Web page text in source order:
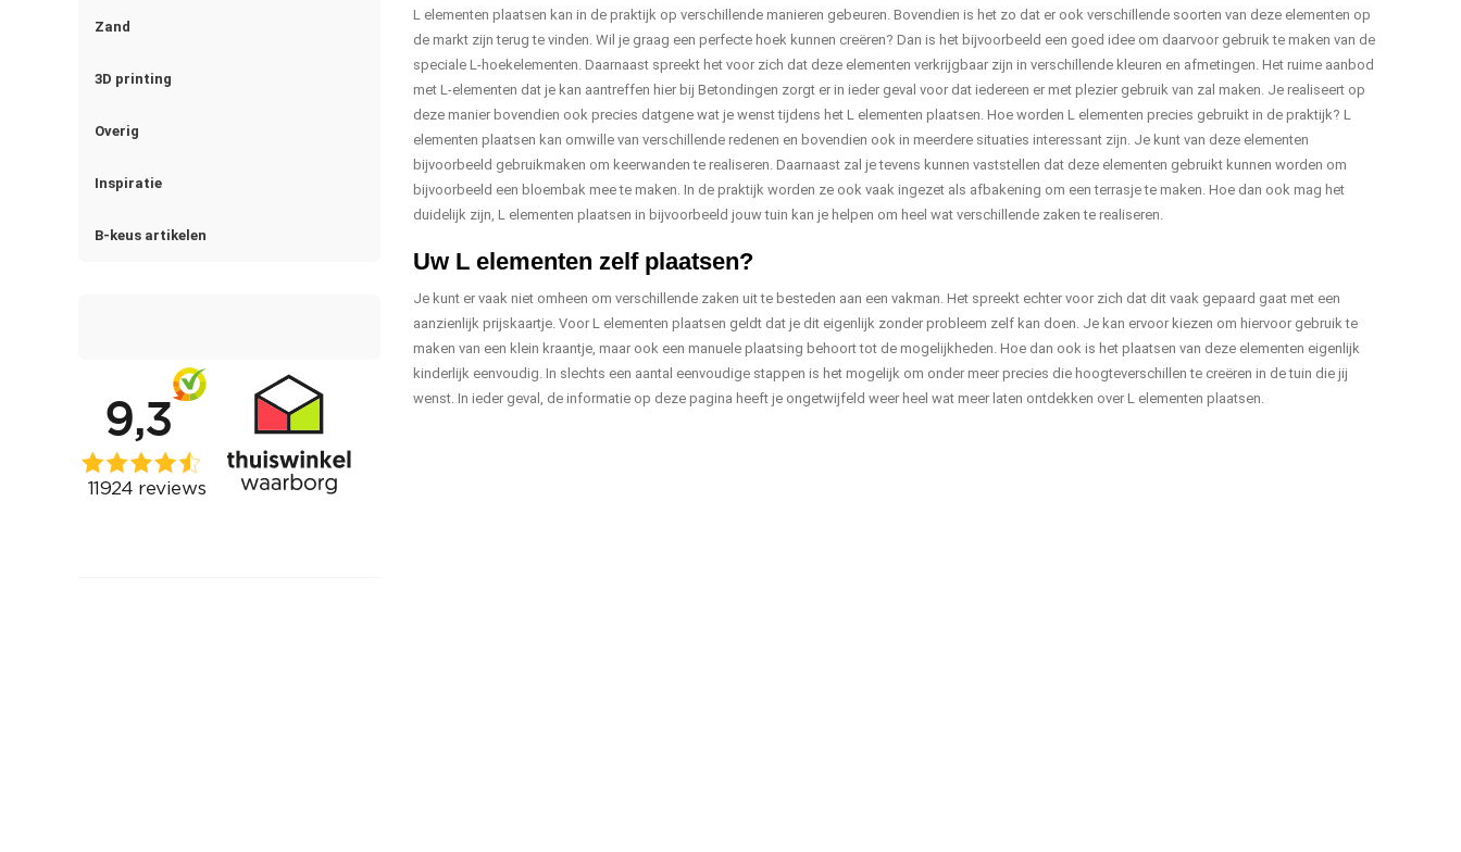
Zand
3D printing
Overig
Inspiratie
B-keus artikelen
L elementen plaatsen kan in de praktijk op verschillende manieren gebeuren. Bovendien is het zo dat er ook verschillende soorten van deze elementen op
de markt zijn terug te vinden. Wil je graag een perfecte hoek kunnen creëren? Dan is het bijvoorbeeld een goed idee om daarvoor gebruik te maken van de
speciale L-hoekelementen. Daarnaast spreekt het voor zich dat deze elementen verkrijgbaar zijn in verschillende kleuren en afmetingen. Het ruime aanbod
met L-elementen dat je kan aantreffen hier bij Betondingen zorgt er in ieder geval voor dat iedereen er met plezier gebruik van zal maken. Je realiseert op
deze manier bovendien ook precies datgene wat je wenst tijdens het L elementen plaatsen. Hoe worden L elementen precies gebruikt in de praktijk? L
elementen plaatsen kan omwille van verschillende redenen en bovendien ook in meerdere situaties interessant zijn. Je kunt van deze elementen
bijvoorbeeld gebruikmaken om keerwanden te realiseren. Daarnaast zal je tevens kunnen vaststellen dat deze elementen gebruikt kunnen worden om
bijvoorbeeld een bloembak mee te maken. In de praktijk worden ze ook vaak ingezet als afbakening om een terrasje te maken. Hoe dan ook mag het
duidelijk zijn, L elementen plaatsen in bijvoorbeeld jouw tuin kan je helpen om heel wat verschillende zaken te realiseren.
Uw L elementen zelf plaatsen?
Je kunt er vaak niet omheen om verschillende zaken uit te besteden aan een vakman. Het spreekt echter voor zich dat dit vaak gepaard gaat met een
aanzienlijk prijskaartje. Voor L elementen plaatsen geldt dat je dit eigenlijk zonder probleem zelf kan doen. Je kan ervoor kiezen om hiervoor gebruik te
maken van een klein kraantje, maar ook een manuele plaatsing behoort tot de mogelijkheden. Hoe dan ook is het plaatsen van deze elementen eigenlijk
kinderlijk eenvoudig. In slechts een aantal eenvoudige stappen is het mogelijk om onder meer precies die hoogteverschillen te creëren in de tuin die jij
wenst. In ieder geval, de informatie op deze pagina heeft je ongetwijfeld weer heel wat meer laten ontdekken over L elementen plaatsen.